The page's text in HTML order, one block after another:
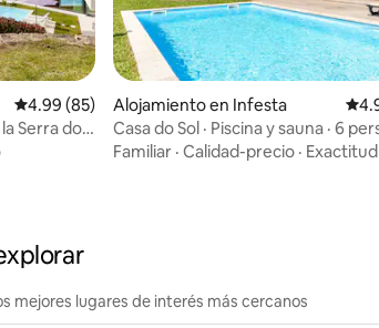
Calificación promedio: 4.99 de 5, 85 reseñas
4.99 (85)
Serra do
Alojamiento en Infesta
Casa do Sol · Piscina y sauna · 6
Familiar · Calidad-precio · Exactitud
mejores lugares de interés más cercanos